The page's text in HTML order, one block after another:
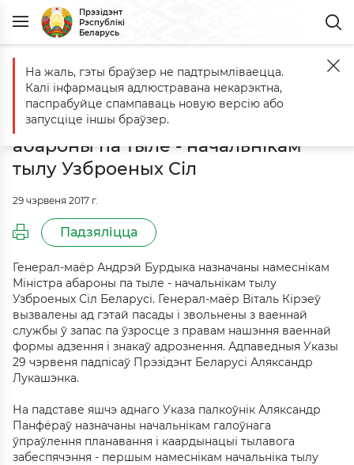
Прэзідэнт
Рэспублікі
Беларусь
Галоўная Падзеі Генерал-маёр Андрэй Бурдыка назначаны
Генерал-маёр Андрэй Бурдыка
назначаны намеснікам Міністра
абароны па тыле - начальнікам
тылу Узброеных Сіл
29 чэрвеня 2017 г.
Падзяліцца
Генерал-маёр Андрэй Бурдыка назначаны намеснікам
Міністра абароны па тыле - начальнікам тылу
Узброеных Сіл Беларусі. Генерал-маёр Віталь Кірэеў
вызвалены ад гэтай пасады і звольнены з ваеннай
службы ў запас па ўзросце з правам нашэння ваеннай
формы адзення і знакаў адрознення. Адпаведныя Указы
29 чэрвеня падпісаў Прэзідэнт Беларусі Аляксандр
Лукашэнка.
На падставе яшчэ аднаго Указа палкоўнік Аляксандр
Панфёраў назначаны начальнікам галоўнага
ўпраўлення планавання і каардынацыі тылавога
забеспячэння - першым намеснікам начальніка тылу
На жаль, гэты браўзер не падтрымліваецца.
Калі інфармацыя адлюстравана некарэктна,
паспрабуйце спампаваць новую версію або
запусціце іншы браўзер.